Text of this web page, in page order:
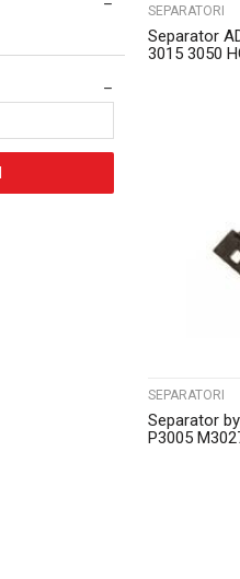
SEPARATORI
Separator
3015 3050
SEPARATORI
Separator
P3005